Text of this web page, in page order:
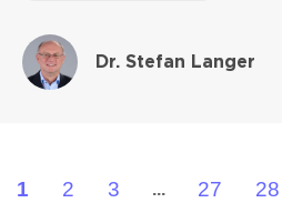
Dr. Stefan Langer
1 2 3 ... 27 28